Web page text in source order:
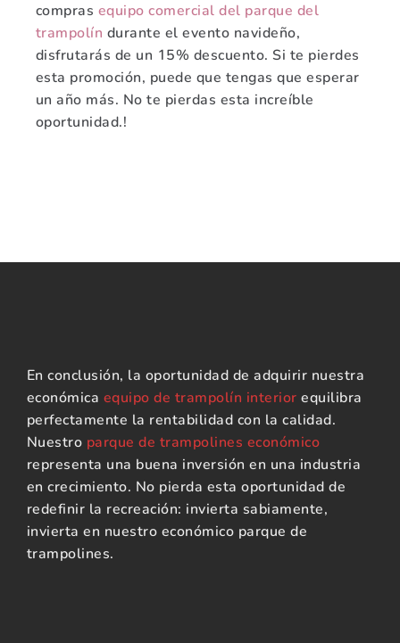
compras equipo comercial del parque del
trampolín durante el evento navideño,
disfrutarás de un 15% descuento. Si te pierdes
esta promoción, puede que tengas que esperar
un año más. No te pierdas esta increíble
oportunidad.!
En conclusión, la oportunidad de adquirir nuestra
económica equipo de trampolín interior equilibra
perfectamente la rentabilidad con la calidad.
Nuestro parque de trampolines económico
representa una buena inversión en una industria
en crecimiento. No pierda esta oportunidad de
redefinir la recreación: invierta sabiamente,
invierta en nuestro económico parque de
trampolines.